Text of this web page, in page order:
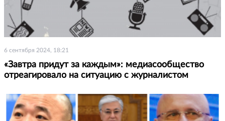
6 сентября 2024, 18:21
«Завтра придут за каждым»: медиасообщество
отреагировало на ситуацию с журналистом